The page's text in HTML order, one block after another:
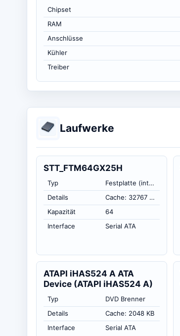
Chipset
RAM
Anschlüsse
Kühler
Treiber
Laufwerke
STT_FTM64GX25H
Typ
Festplatte (intern)
Details
Cache: 32767 KB
Kapazität
64
Interface
Serial ATA
ATAPI iHAS524 A ATA
Device (ATAPI iHAS524 A)
Typ
DVD Brenner
Details
Cache: 2048 KB
Interface
Serial ATA